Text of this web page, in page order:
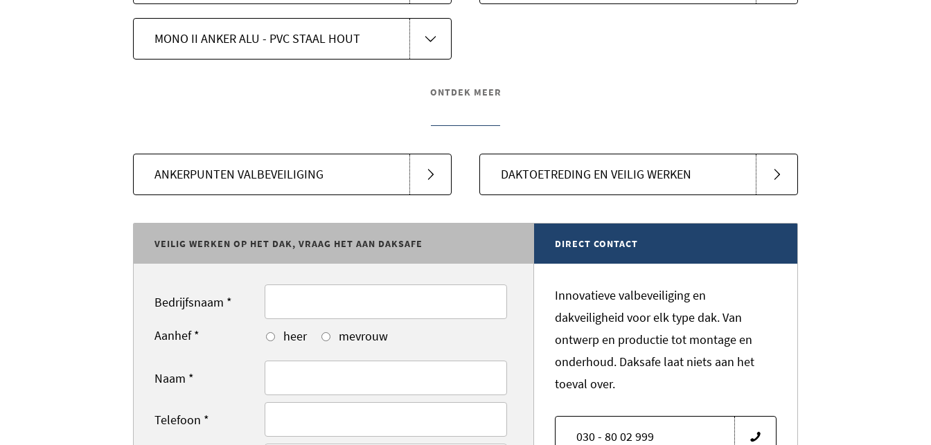
MONO II ANKER ALU - PVC STAAL HOUT
ONTDEK MEER
ANKERPUNTEN VALBEVEILIGING DAKTOETREDING EN VEILIG WERKEN
VEILIG WERKEN OP HET DAK, VRAAG HET AAN DAKSAFE
Bedrijfsnaam *
Aanhef* heer mevrouw
Naam *
Telefoon *
DIRECT CONTACT
Innovatieve valbeveiliging en
dakveiligheid voor elk type dak. Van
ontwerp en productie tot montage en
onderhoud. Daksafe laat niets aan het
toeval over.
030 - 80 02 999